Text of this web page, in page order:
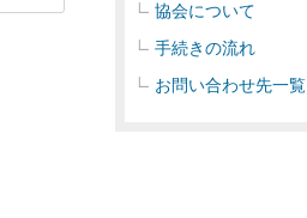
協会について
手続きの流れ
お問い合わせ先一覧